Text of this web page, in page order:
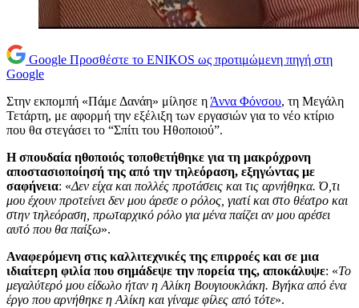
Google Προσθέστε το ENIKOS ως προτιμώμενη πηγή στη
Google
Στην εκπομπή «Πάμε Δανάη» μίλησε η Άννα Φόνσου, τη Μεγάλη
Τετάρτη, με αφορμή την εξέλιξη των εργασιών για το νέο κτίριο
που θα στεγάσει το “Σπίτι του Ηθοποιού”.
Η σπουδαία ηθοποιός τοποθετήθηκε για τη μακρόχρονη
αποστασιοποίησή της από την τηλεόραση, εξηγώντας με
σαφήνεια: «Δεν είχα και πολλές προτάσεις και τις αρνήθηκα. Ό,τι
μου έχουν προτείνει δεν μου άρεσε ο ρόλος, γιατί και στο θέατρο και
στην τηλεόραση, πρωταρχικό ρόλο για μένα παίζει αν μου αρέσει
αυτό που θα παίξω».
Αναφερόμενη στις καλλιτεχνικές της επιρροές και σε μια
ιδιαίτερη φιλία που σημάδεψε την πορεία της, αποκάλυψε: «Το
μεγαλύτερό μου είδωλο ήταν η Αλίκη Βουγιουκλάκη. Βγήκα από ένα
έργο που αρνήθηκε η Αλίκη και γίναμε φίλες από τότε».